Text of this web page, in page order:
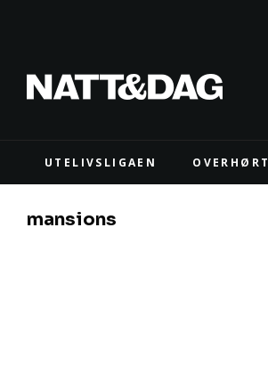
UTELIVSLIGAEN OVERHØRT
mansions